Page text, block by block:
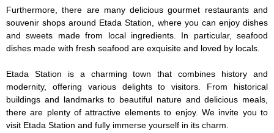
Furthermore, there are many delicious gourmet restaurants and
souvenir shops around Etada Station, where you can enjoy dishes
and sweets made from local ingredients. In particular, seafood
dishes made with fresh seafood are exquisite and loved by locals.
Etada Station is a charming town that combines history and
modernity, offering various delights to visitors. From historical
buildings and landmarks to beautiful nature and delicious meals,
there are plenty of attractive elements to enjoy. We invite you to
visit Etada Station and fully immerse yourself in its charm.